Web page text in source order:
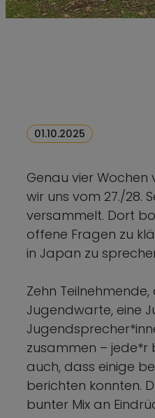
01.10.2025
Genau vier
wir uns vom 27./28.
versammelt. Dort
offene Fragen zu
in Japan zu
Zehn
Jugendwarte, eine
zusammen –
auch, dass einige
berichten konnten.
bunter Mix an